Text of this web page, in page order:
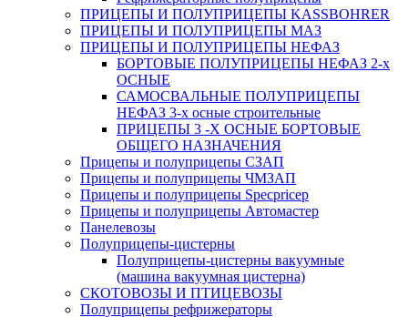
ПРИЦЕПЫ И ПОЛУПРИЦЕПЫ KASSBOHRER
ПРИЦЕПЫ И ПОЛУПРИЦЕПЫ МАЗ
ПРИЦЕПЫ И ПОЛУПРИЦЕПЫ НЕФАЗ
БОРТОВЫЕ ПОЛУПРИЦЕПЫ НЕФАЗ 2-х
ОСНЫЕ
САМОСВАЛЬНЫЕ ПОЛУПРИЦЕПЫ
НЕФАЗ 3-х осные строительные
ПРИЦЕПЫ 3 -Х ОСНЫЕ БОРТОВЫЕ
ОБЩЕГО НАЗНАЧЕНИЯ
Прицепы и полуприцепы СЗАП
Прицепы и полуприцепы ЧМЗАП
Прицепы и полуприцепы Specpricep
Прицепы и полуприцепы Автомастер
Панелевозы
Полуприцепы-цистерны
Полуприцепы-цистерны вакуумные
(машина вакуумная цистерна)
СКОТОВОЗЫ И ПТИЦЕВОЗЫ
Полуприцепы рефрижераторы